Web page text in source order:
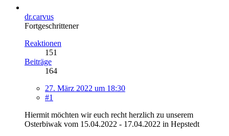
dr.carvus
Fortgeschrittener
Reaktionen
151
Beiträge
164
27. März 2022 um 18:30
#1
Hiermit möchten wir euch recht herzlich zu unserem
Osterbiwak vom 15.04.2022 - 17.04.2022 in Hepstedt